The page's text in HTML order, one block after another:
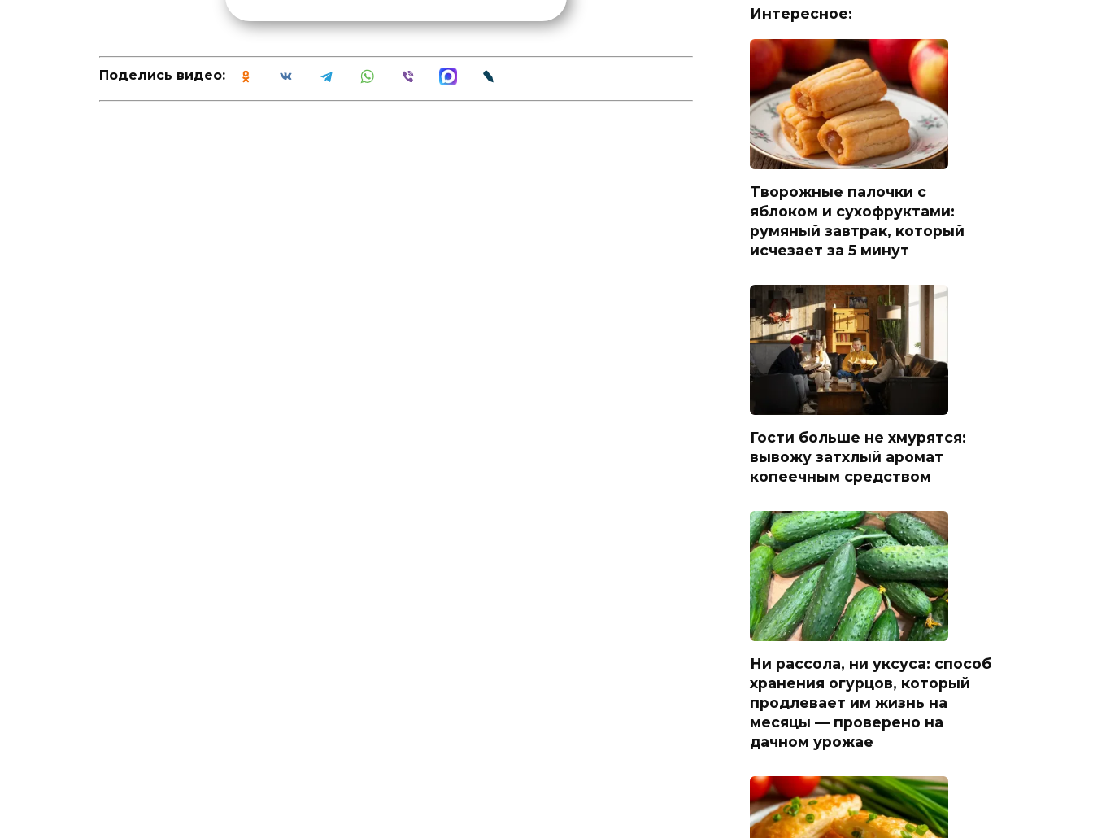
Поделись видео:
Интересное:
Творожные палочки с
яблоком и сухофруктами:
румяный завтрак, который
исчезает за 5 минут
Гости больше не хмурятся:
вывожу затхлый аромат
копеечным средством
Ни рассола, ни уксуса: способ
хранения огурцов, который
продлевает им жизнь на
месяцы — проверено на
дачном урожае